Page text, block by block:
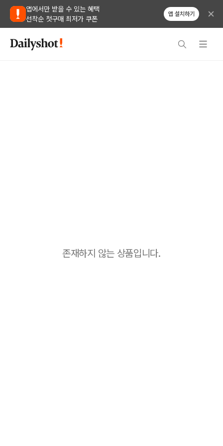
앱에서만 받을 수 있는 혜택
선착순 첫구매 최저가 쿠폰
앱 설치하기
존재하지 않는 상품입니다.